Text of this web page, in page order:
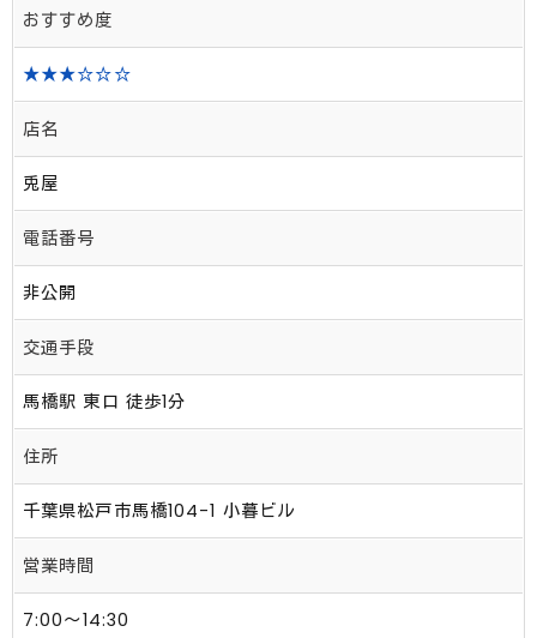
おすすめ度
★★★☆☆☆
店名
兎屋
電話番号
非公開
交通手段
馬橋駅 東口 徒歩1分
住所
千葉県松戸市馬橋104-1 小暮ビル
営業時間
7:00～14:30